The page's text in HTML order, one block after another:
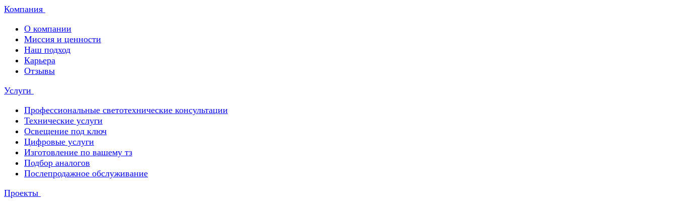
Компания
О компании
Миссия и ценности
Наш подход
Карьера
Отзывы
Услуги
Профессиональные светотехнические консультации
Технические услуги
Освещение под ключ
Цифровые услуги
Изготовление по вашему тз
Подбор аналогов
Послепродажное обслуживание
Проекты